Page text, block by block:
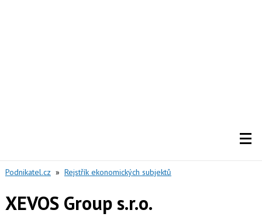
Podnikatel.cz » Rejstřík ekonomických subjektů
XEVOS Group s.r.o.